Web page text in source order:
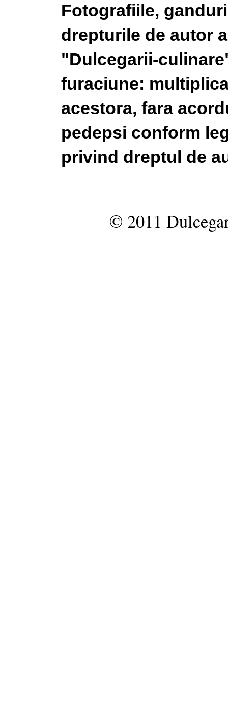
Fotografiile,
drepturile de autor
"Dulcegarii-
furaciune:
acestora, fara
pedepsi conform
privind dreptul de
© 2011